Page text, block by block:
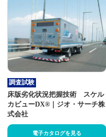
調査試験
床版劣化状況把握技術 スケル
カビューDX®｜ジオ・サーチ株
式会社
電子カタログを見る